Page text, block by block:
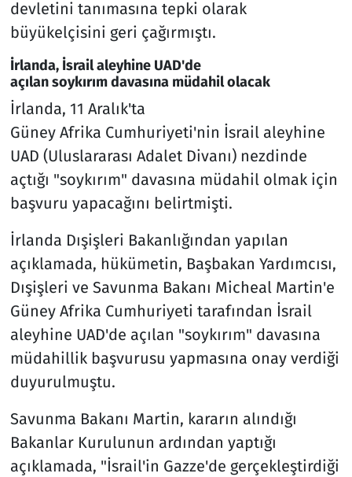
devletini tanımasına tepki olarak
büyükelçisini geri çağırmıştı.
İrlanda, İsrail aleyhine UAD'de
açılan soykırım davasına müdahil olacak
İrlanda, 11 Aralık'ta
Güney Afrika Cumhuriyeti'nin İsrail aleyhine
UAD (Uluslararası Adalet Divanı) nezdinde
açtığı "soykırım" davasına müdahil olmak için
başvuru yapacağını belirtmişti.
İrlanda Dışişleri Bakanlığından yapılan
açıklamada, hükümetin, Başbakan Yardımcısı,
Dışişleri ve Savunma Bakanı Micheal Martin'e
Güney Afrika Cumhuriyeti tarafından İsrail
aleyhine UAD'de açılan "soykırım" davasına
müdahillik başvurusu yapmasına onay verdiği
duyurulmuştu.
Savunma Bakanı Martin, kararın alındığı
Bakanlar Kurulunun ardından yaptığı
açıklamada, "İsrail'in Gazze'de gerçekleştirdiği